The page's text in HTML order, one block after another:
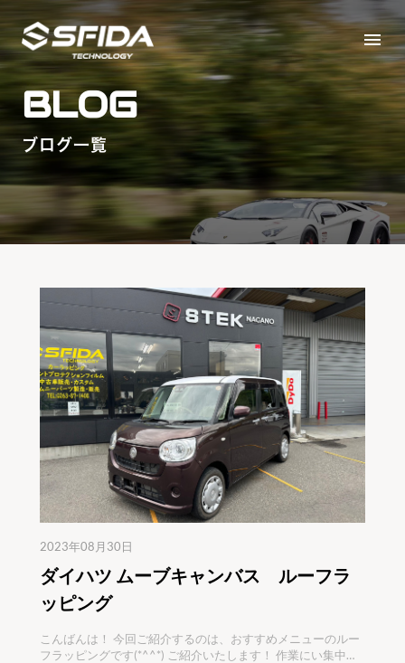
menu
BLOG
ブログ一覧
2023年08月30日
ダイハツ ムーブキャンバス ルーフラ
ッピング
こんばんは！ 今回ご紹介するのは、おすすめメニューのルー
フラッピングです(*^^*) ご紹介いたします！ 作業にい集中し